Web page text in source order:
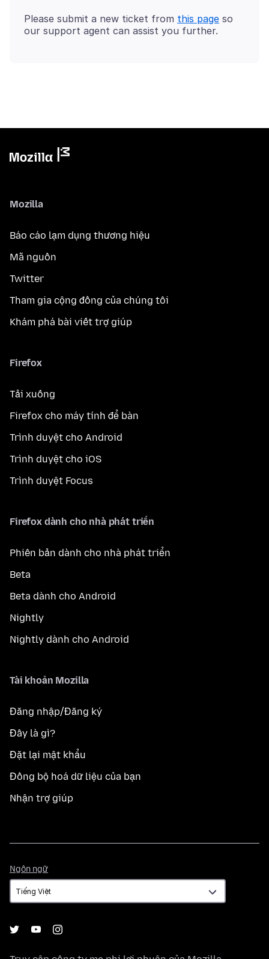
Please submit a new ticket from this page so
Mozilla
Báo cáo lạm dụng thương hiệu
Mã nguồn
Twitter
Tham gia cộng đồng của chúng tôi
Khám phá bài viết trợ giúp
Firefox
Tải xuống
Firefox cho máy tính để bàn
Trình duyệt cho Android
Trình duyệt cho iOS
Trình duyệt Focus
Firefox dành cho nhà phát triển
Phiên bản dành cho nhà phát triển
Beta
Beta dành cho Android
Nightly
Nightly dành cho Android
Tài khoản Mozilla
Đăng nhập/Đăng ký
Đây là gì?
Đặt lại mật khẩu
Đồng bộ hoá dữ liệu của bạn
Nhận trợ giúp
Ngôn ngữ
ngữ